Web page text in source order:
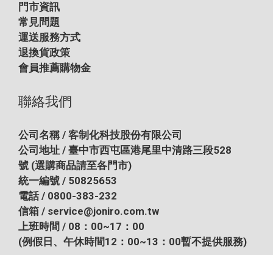
門市資訊
常見問題
運送服務方式
退換貨政策
會員推薦購物金
聯絡我們
公司名稱 / 客制化科技股份有限公司
公司地址 / 臺中市西屯區港尾里中清路三段528
號 (選購商品請至各門市)
統一編號 / 50825653
電話 / 0800-383-232
信箱 / service@joniro.com.tw
上班時間 / 08：00~17：00
(例假日、午休時間12：00~13：00暫不提供服務)